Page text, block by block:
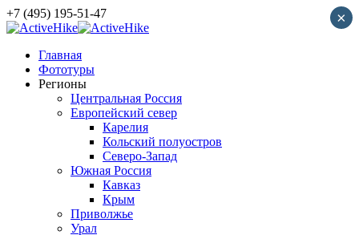
+7 (495) 195-51-47
Главная
Фототуры
Регионы
Центральная Россия
Европейский север
Карелия
Кольский полуостров
Северо-Запад
Южная Россия
Кавказ
Крым
Приволжье
Урал
×